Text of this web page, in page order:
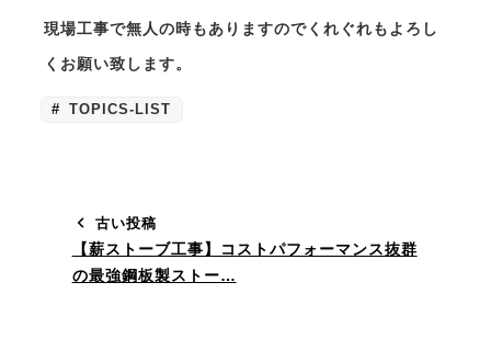
現場工事で無人の時もありますのでくれぐれもよろし
くお願い致します。
TOPICS-LIST
古い投稿
【薪ストーブ工事】コストパフォーマンス抜群
の最強鋼板製ストー…